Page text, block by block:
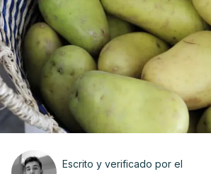
Escrito y verificado por el